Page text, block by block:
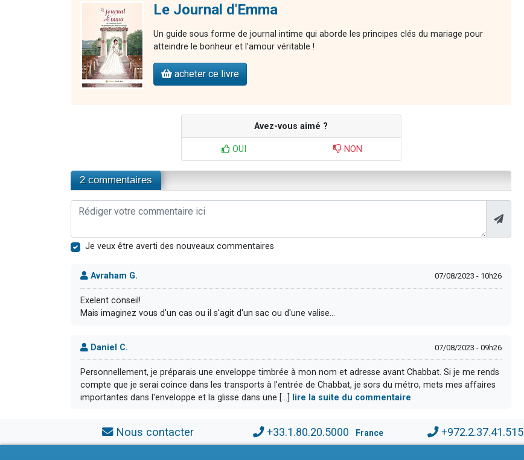
Le Journal d'Emma
Un guide sous forme de journal intime qui aborde les principes clés du mariage pour
atteindre le bonheur et l'amour véritable !
acheter ce livre
Avez-vous aimé ?
OUI NON
2 commentaires
Je veux être averti des nouveaux commentaires
Avraham G. 07/08/2023 - 10h26
Exelent conseil!
Mais imaginez vous d'un cas ou il s'agit d'un sac ou d'une valise...
Daniel C. 07/08/2023 - 09h26
Personnellement, je préparais une enveloppe timbrée à mon nom et adresse avant Chabbat. Si je me rends
compte que je serai coince dans les transports à l'entrée de Chabbat, je sors du métro, mets mes affaires
importantes dans l'enveloppe et la glisse dans une [...]
lire la suite du commentaire
Nous contacter +33.1.80.20.5000 France +972.2.37.41.515